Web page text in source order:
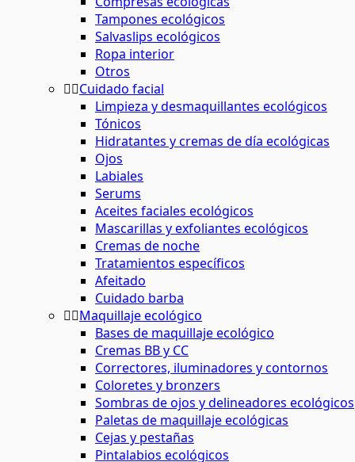
Tampones ecológicos
Salvaslips ecológicos
Ropa interior
Otros
Cuidado facial
Limpieza y desmaquillantes ecológicos
Tónicos
Hidratantes y cremas de día ecológicas
Ojos
Labiales
Serums
Aceites faciales ecológicos
Mascarillas y exfoliantes ecológicos
Cremas de noche
Tratamientos específicos
Afeitado
Cuidado barba
Maquillaje ecológico
Bases de maquillaje ecológico
Cremas BB y CC
Correctores, iluminadores y contornos
Coloretes y bronzers
Sombras de ojos y delineadores ecológicos
Paletas de maquillaje ecológicas
Cejas y pestañas
Pintalabios ecológicos